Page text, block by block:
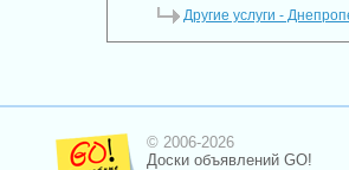
Другие услуги -
© 2006-2026
Доски объявлений GO!